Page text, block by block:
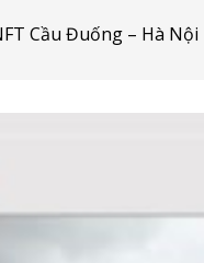
Cầu Đuống – Hà Nội